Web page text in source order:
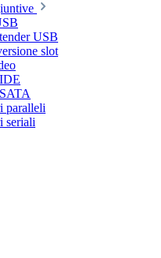
USB
slot
paralleli
seriali